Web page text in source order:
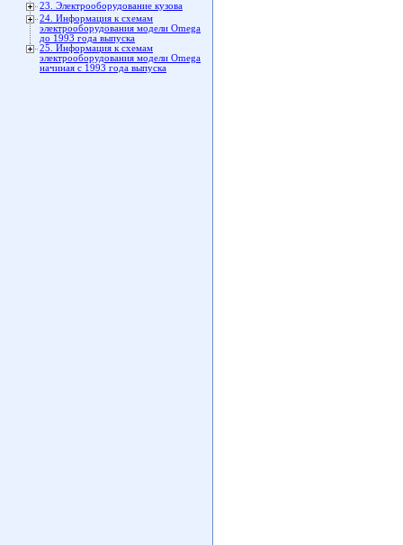
23. Электрооборудование кузова
24. Информация к схемам
электрооборудования модели Omega
до 1993 года выпуска
25. Информация к схемам
электрооборудования модели Omega
начиная с 1993 года выпуска